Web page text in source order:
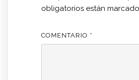
obligatorios están
COMENTARIO *